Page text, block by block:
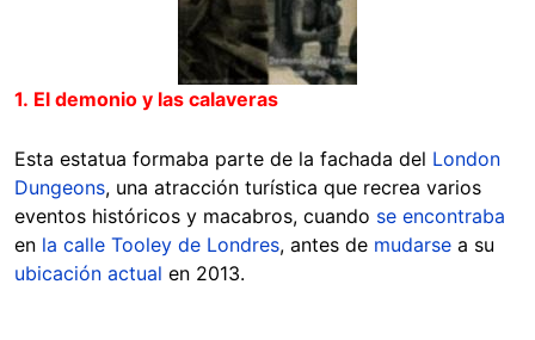
1. El demonio y las calaveras
Esta estatua formaba parte de la fachada del London
Dungeons, una atracción turística que recrea varios
eventos históricos y macabros, cuando se encontraba
en la calle Tooley de Londres, antes de mudarse a su
ubicación actual en 2013.